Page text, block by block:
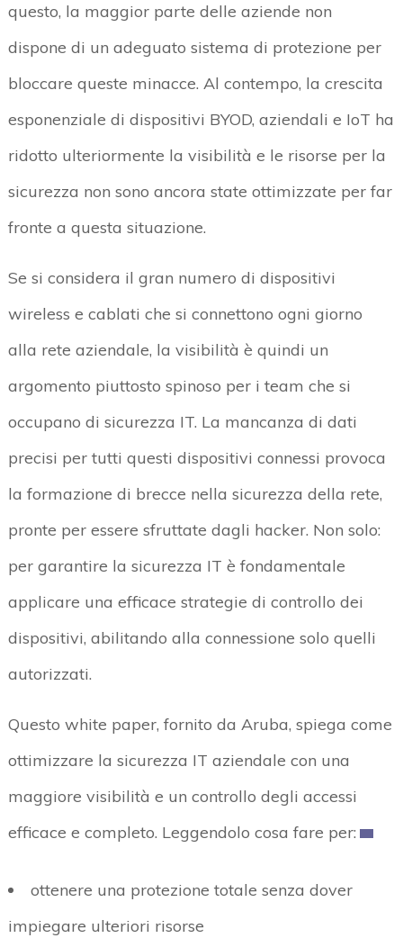
questo, la maggior parte delle aziende non
dispone di un adeguato sistema di protezione per
bloccare queste minacce. Al contempo, la crescita
esponenziale di dispositivi BYOD, aziendali e IoT ha
ridotto ulteriormente la visibilità e le risorse per la
sicurezza non sono ancora state ottimizzate per far
fronte a questa situazione.
Se si considera il gran numero di dispositivi
wireless e cablati che si connettono ogni giorno
alla rete aziendale, la visibilità è quindi un
argomento piuttosto spinoso per i team che si
occupano di sicurezza IT. La mancanza di dati
precisi per tutti questi dispositivi connessi provoca
la formazione di brecce nella sicurezza della rete,
pronte per essere sfruttate dagli hacker. Non solo:
per garantire la sicurezza IT è fondamentale
applicare una efficace strategie di controllo dei
dispositivi, abilitando alla connessione solo quelli
autorizzati.
Questo white paper, fornito da Aruba, spiega come
ottimizzare la sicurezza IT aziendale con una
maggiore visibilità e un controllo degli accessi
efficace e completo. Leggendolo cosa fare per:
ottenere una protezione totale senza dover
impiegare ulteriori risorse